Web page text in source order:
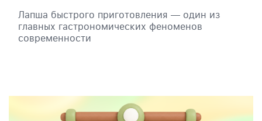
Лапша быстрого приготовления — один из
главных гастрономических феноменов
современности